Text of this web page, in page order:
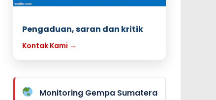
Pengaduan, saran dan kritik
Kontak Kami →
Monitoring Gempa Sumatera